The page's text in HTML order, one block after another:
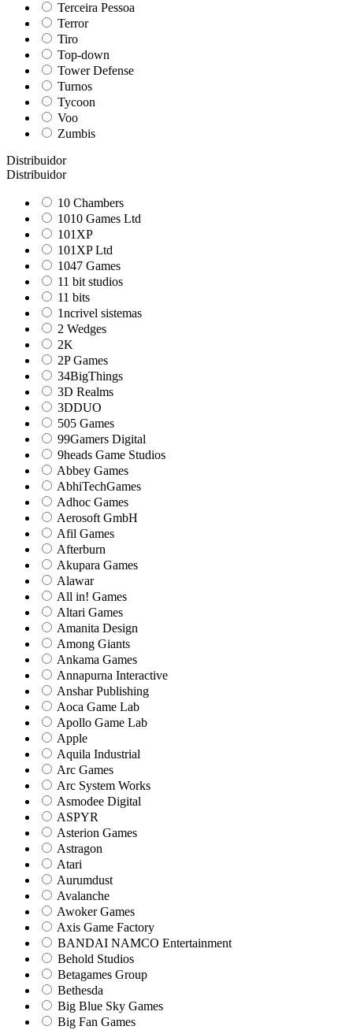
Terceira Pessoa
Terror
Tiro
Top-down
Tower Defense
Turnos
Tycoon
Voo
Zumbis
Distribuidor
Distribuidor
10 Chambers
1010 Games Ltd
101XP
101XP Ltd
1047 Games
11 bit studios
11 bits
1ncrivel sistemas
2 Wedges
2K
2P Games
34BigThings
3D Realms
3DDUO
505 Games
99Gamers Digital
9heads Game Studios
Abbey Games
AbhiTechGames
Adhoc Games
Aerosoft GmbH
Afil Games
Afterburn
Akupara Games
Alawar
All in! Games
Altari Games
Amanita Design
Among Giants
Ankama Games
Annapurna Interactive
Anshar Publishing
Aoca Game Lab
Apollo Game Lab
Apple
Aquila Industrial
Arc Games
Arc System Works
Asmodee Digital
ASPYR
Asterion Games
Astragon
Atari
Aurumdust
Avalanche
Awoker Games
Axis Game Factory
BANDAI NAMCO Entertainment
Behold Studios
Betagames Group
Bethesda
Big Blue Sky Games
Big Fan Games